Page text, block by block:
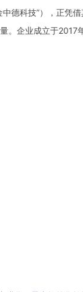
科技”），正凭借
。企业成立于2017